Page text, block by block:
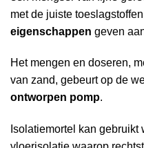
met de juiste
eigenschappen geven
Het mengen en doseren,
van zand, gebeurt op de
ontworpen pomp.
Isolatiemortel kan